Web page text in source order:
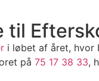
til
i løbet af året, hvor
på 75 17 38 33,